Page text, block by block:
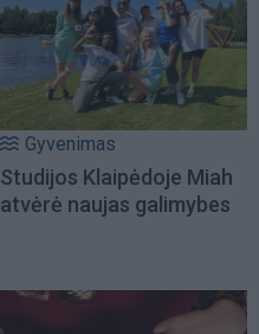
Gyvenimas
Studijos Klaipėdoje Miah
atvėrė naujas galimybes